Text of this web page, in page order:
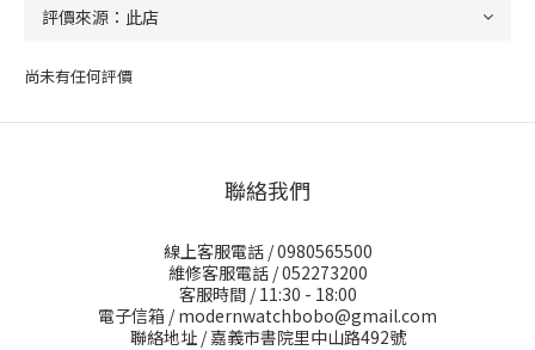
尚未有任何評價
聯絡我們
線上客服電話 / 0980565500
維修客服電話 / 052273200
客服時間 / 11:30 - 18:00
電子信箱 / modernwatchbobo@gmail.com
聯絡地址 / 嘉義市書院里中山路492號